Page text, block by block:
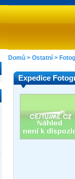
Domů > Ostatní >
Expedice